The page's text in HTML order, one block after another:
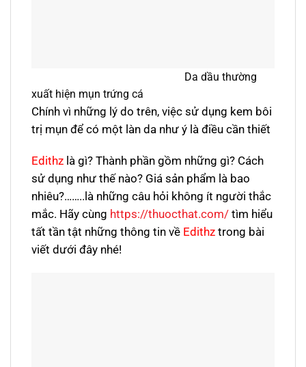
Da dầu thường
xuất hiện mụn trứng cá
Chính vì những lý do trên, việc sử dụng kem bôi
trị mụn để có một làn da như ý là điều cần thiết
Edithz là gì? Thành phần gồm những gì? Cách
sử dụng như thế nào? Giá sản phẩm là bao
nhiêu?……..là những câu hỏi không ít người thắc
mắc. Hãy cùng https://thuocthat.com/ tìm hiểu
tất tần tật những thông tin về Edithz trong bài
viết dưới đây nhé!